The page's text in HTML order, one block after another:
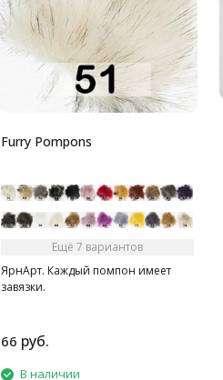
Furry Pompons
Ещё 7 вариантов
ЯрнАрт. Каждый помпон имеет
завязки.
66 руб.
В наличии